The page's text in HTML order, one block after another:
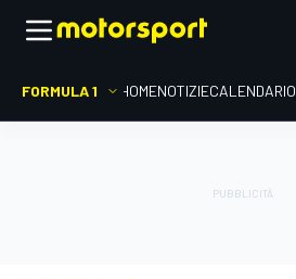
FORMULA 1 HOMENOTIZIECALENDARIO